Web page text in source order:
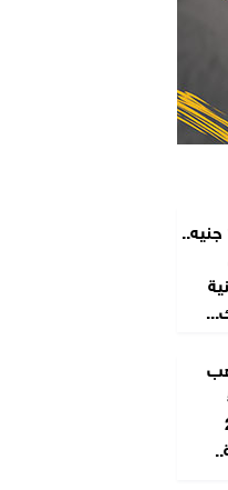
بحد أدنى 1000 جنيه..
5